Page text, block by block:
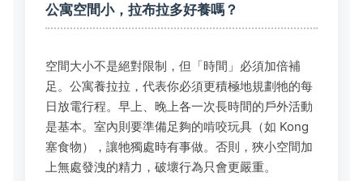
公寓空間小，拉布拉多好養嗎？
空間大小不是絕對限制，但「時間」必須加倍補
足。公寓養拉拉，代表你必須更積極地規劃牠的每
日放電行程。早上、晚上各一次長時間的戶外活動
是基本。室內則要準備足夠的啃咬玩具（如 Kong
塞食物），讓牠獨處時有事做。否則，狹小空間加
上無處發洩的精力，破壞行為只會更嚴重。